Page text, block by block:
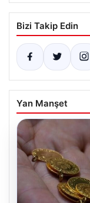
Bizi Takip Edin
Yan Manşet